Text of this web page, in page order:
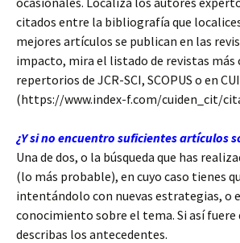
citados entre la bibliografía que
mejores artículos se publican en las
impacto, mira el listado de revistas más
repertorios de JCR-SCI, SCOPUS o en
(https://www.index-f.com/cuiden_cit/
¿Y si no encuentro suficientes artículos
Una de dos, o la búsqueda que has
(lo más probable), en cuyo caso tienes
intentándolo con nuevas estrategias, o
conocimiento sobre el tema. Si así fuere
describas los antecedentes.